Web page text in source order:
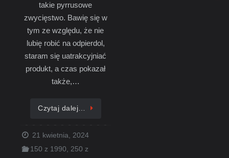
takie pyrrusowe
zwycięstwo. Bawię się w
tym ze względu, że nie
lubię robić na odpierdol,
staram się uatrakcyjniać
produkt, a czas pokazał
także,…
Czytaj dalej…
21 kwietnia, 2024
150 z 1990
250 z